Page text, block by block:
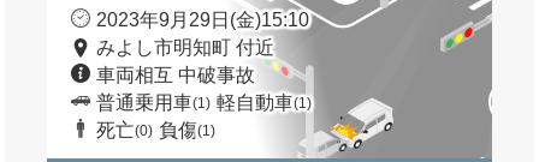
2023年9月29日(金)15:10
みよし市明知町 付近
車両相互 中破事故
普通乗用車(1) 軽自動車(1)
死亡(0) 負傷(1)